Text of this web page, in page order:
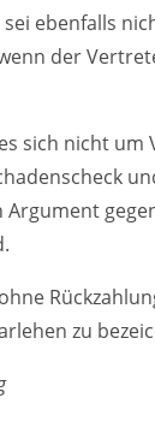
ebenfalls
der
sich nicht um
zu